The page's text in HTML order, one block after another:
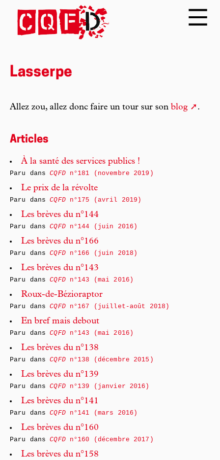
Lasserpe
Allez zou, allez donc faire un tour sur son blog .
Articles
À la santé des services publics !
Paru dansCQFDn°181 (novembre 2019)
Le prix de la révolte
Paru dansCQFDn°175 (avril 2019)
Les brèves du n°144
Paru dansCQFDn°144 (juin 2016)
Les brèves du n°166
Paru dansCQFDn°166 (juin 2018)
Les brèves du n°143
Paru dansCQFDn°143 (mai 2016)
Roux-de-Bézioraptor
Paru dansCQFDn°167 (juillet-août 2018)
En bref mais debout
Paru dansCQFDn°143 (mai 2016)
Les brèves du n°138
Paru dansCQFDn°138 (décembre 2015)
Les brèves du n°139
Paru dansCQFDn°139 (janvier 2016)
Les brèves du n°141
Paru dansCQFDn°141 (mars 2016)
Les brèves du n°160
Paru dansCQFDn°160 (décembre 2017)
Les brèves du n°158